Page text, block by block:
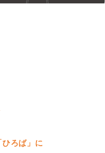
ろば」に